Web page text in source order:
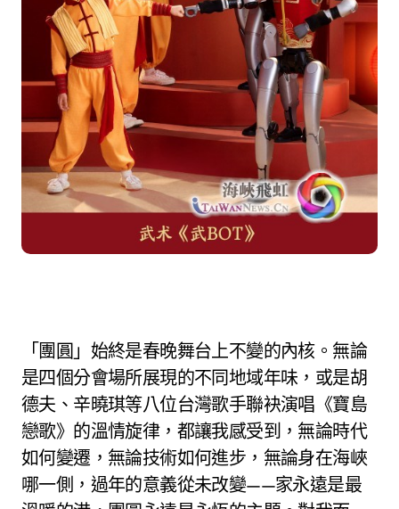
「團圓」始終是春晚舞台上不變的內核。無論
是四個分會場所展現的不同地域年味，或是胡
德夫、辛曉琪等八位台灣歌手聯袂演唱《寶島
戀歌》的溫情旋律，都讓我感受到，無論時代
如何變遷，無論技術如何進步，無論身在海峽
哪一側，過年的意義從未改變——家永遠是最